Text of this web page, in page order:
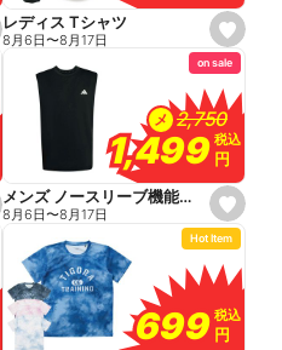
s
e
t
a
v
o
r
i
e
レディス Tシャツ
8月6日〜8月17日
s
e
t
a
v
o
r
i
on sale
メ 2,750
2,750
1,499
1,499 税込
税込
円
円
メンズ ノースリーブ機能シャツ
8月6日〜8月17日
Hot Item
699
699 税込
税込
円
円